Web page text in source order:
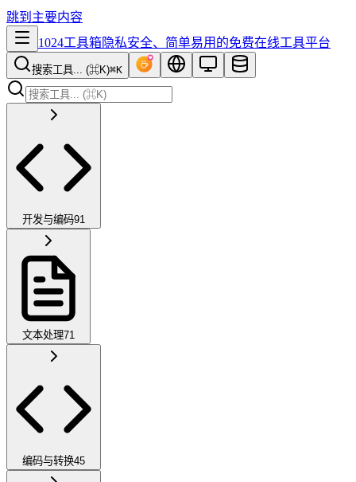
跳到主要内容
1024工具箱隐私安全、简单易用的免费在线工具平台
搜索工具... (⌘K)⌘K
开发与编码91
文本处理71
编码与转换45